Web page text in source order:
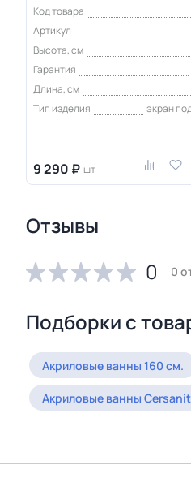
Код товара
Артикул
Высота, см
Гарантия
Длина, см
Тип изделия
экран
9 290 ₽ шт
Отзывы
0
0
Подборки с
Акриловые ванны 160 см.
Акриловые ванны Cersanit